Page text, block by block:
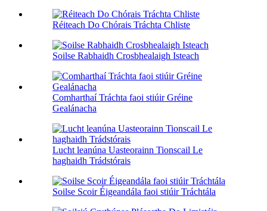
Réiteach Do Chórais Tráchta Chliste
Soilse Rabhaidh Crosbhealaigh Isteach
Comharthaí Tráchta faoi stiúir Gréine
Gealánacha
Lucht leanúna Uasteorainn Tionscail Le
haghaidh Trádstórais
Soilse Scoir Éigeandála faoi stiúir Tráchtála